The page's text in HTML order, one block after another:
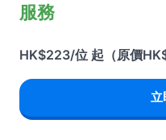
服務
HK$223/位 起（原價
立